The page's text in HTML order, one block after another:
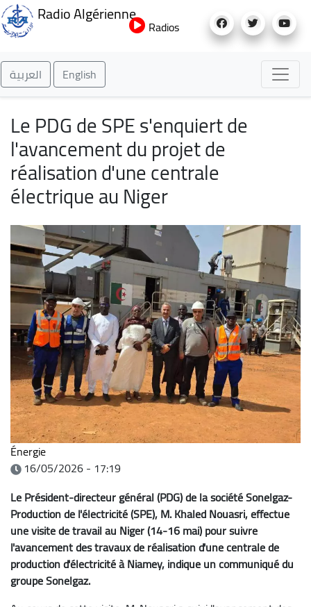
au
Radio Algérienne
Radios
العربية English
Le PDG de SPE s'enquiert de
l'avancement du projet de
réalisation d'une centrale
électrique au Niger
Énergie
16/05/2026 - 17:19
Le Président-directeur général (PDG) de la société Sonelgaz-
Production de l'électricité (SPE), M. Khaled Nouasri, effectue
une visite de travail au Niger (14-16 mai) pour suivre
l'avancement des travaux de réalisation d'une centrale de
production d'électricité à Niamey, indique un communiqué du
groupe Sonelgaz.